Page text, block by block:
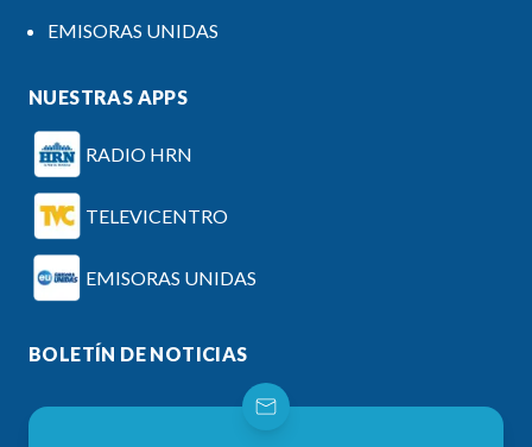
EMISORAS UNIDAS
NUESTRAS APPS
RADIO HRN
TELEVICENTRO
EMISORAS UNIDAS
BOLETÍN DE NOTICIAS